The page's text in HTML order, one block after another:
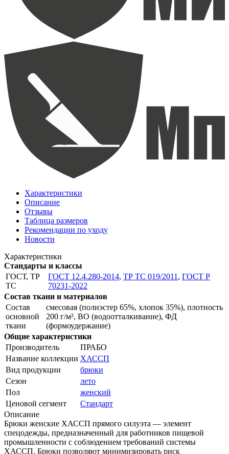
Характеристики
Описание
Отзывы
Таблица размеров
Рекомендации по уходу
Новости
Характеристики
Стандарты и классы
ГОСТ, ТР
ТС
ГОСТ 12.4.280-2014, ТР ТС 019/2011 , ГОСТ Р
70231-2022
Состав ткани и материалов
Состав
основной
ткани
смесовая (полиэстер 65%, хлопок 35%), плотность
200 г/м², ВО (водоотталкивание), ФД
(формоудержание)
Общие характеристики
Производитель
ПРАБО
Название коллекции ХАССП
Вид продукции
брюки
Сезон
лето
Пол
женский
Ценовой сегмент
Стандарт
Описание
Брюки женские ХАССП прямого силуэта — элемент
спецодежды, предназначенный для работников пищевой
промышленности с соблюдением требований системы
ХАССП. Брюки позволяют минимизировать риск